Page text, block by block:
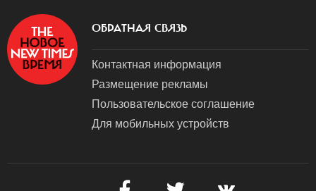
ОБРАТНАЯ СВЯЗЬ
Контактная информация
Размещение рекламы
Пользовательское соглашение
Для мобильных устройств